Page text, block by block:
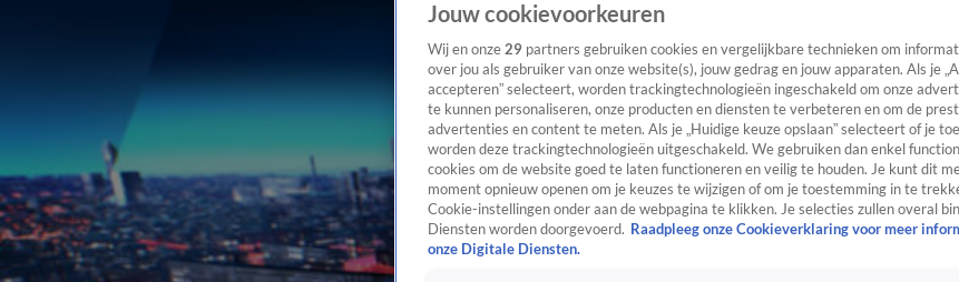
Jouw cookievoorkeuren
Wij en onze 29 partners gebruiken cookies en vergelijkbare technieken om
over jou als gebruiker van onze website(s), jouw gedrag en jouw apparaten. Als je
accepteren” selecteert, worden trackingtechnologieën ingeschakeld om onze
te kunnen personaliseren, onze producten en diensten te verbeteren en om de
advertenties en content te meten. Als je „Huidige keuze opslaan” selecteert of je
worden deze trackingtechnologieën uitgeschakeld. We gebruiken dan enkel
cookies om de website goed te laten functioneren en veilig te houden. Je kunt dit
moment opnieuw openen om je keuzes te wijzigen of om je toestemming in te
Cookie-instellingen onder aan de webpagina te klikken. Je selecties zullen overal
Diensten worden doorgevoerd. Raadpleeg onze Cookieverklaring voor meer
onze Digitale Diensten.